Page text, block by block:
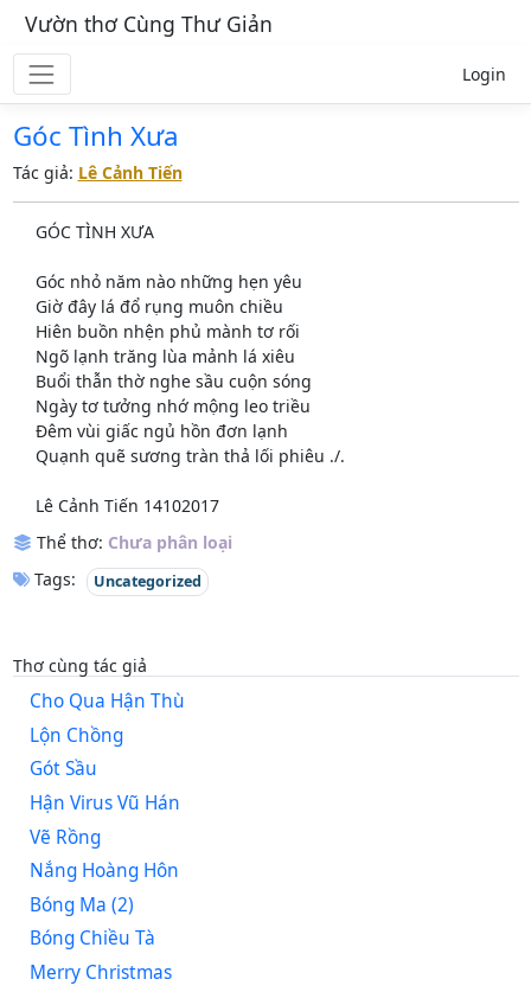
Vườn thơ Cùng Thư Giản
Login
Góc Tình Xưa
Tác giả: Lê Cảnh Tiến
GÓC TÌNH XƯA
Góc nhỏ năm nào những hẹn yêu
Giờ đây lá đổ rụng muôn chiều
Hiên buồn nhện phủ mành tơ rối
Ngõ lạnh trăng lùa mảnh lá xiêu
Buổi thẫn thờ nghe sầu cuộn sóng
Ngày tơ tưởng nhớ mộng leo triều
Đêm vùi giấc ngủ hồn đơn lạnh
Quạnh quẽ sương tràn thả lối phiêu ./.
Lê Cảnh Tiến 14102017
Thể thơ: Chưa phân loại
Tags:
Uncategorized
Thơ cùng tác giả
Cho Qua Hận Thù
Lộn Chồng
Gót Sầu
Hận Virus Vũ Hán
Vẽ Rồng
Nắng Hoàng Hôn
Bóng Ma (2)
Bóng Chiều Tà
Merry Christmas